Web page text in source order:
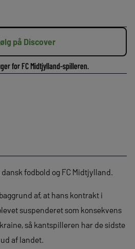
på Discover
for FC Midtjylland-spilleren.
fodbold og FC Midtjylland.
af, at hans kontrakt i
suspenderet som konsekvens
så kantspilleren har de sidste
af landet.